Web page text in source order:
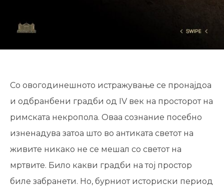
Со овогодинешното истражување се пронајдоа
и одбранбени градби од IV век на просторот на
римската некропола. Оваа сознание посебно
изненадува затоа што во антиката светот на
живите никако не се мешал со светот на
мртвите. Било какви градби на тој простор
биле забранети. Но, бурниот историски период